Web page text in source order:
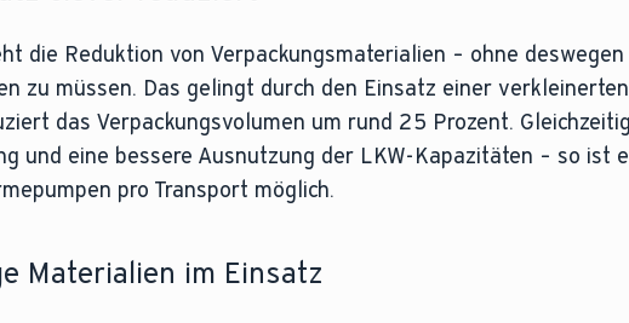
die Reduktion von Verpackungsmaterialien – ohne deswegen
zu müssen. Das gelingt durch den Einsatz einer verkleinerten
das Verpackungsvolumen um rund 25 Prozent.
und eine bessere Ausnutzung der LKW-Kapazitäten – so ist
pro Transport möglich.
Materialien im Einsatz